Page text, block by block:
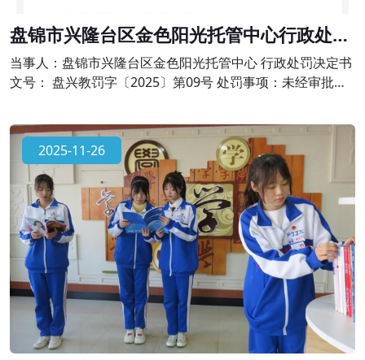
盘锦市兴隆台区金色阳光托管中心行政处罚
公示
当事人：盘锦市兴隆台区金色阳光托管中心 行政处罚决定书
文号： 盘兴教罚字〔2025〕第09号 处罚事项：未经审批擅
民共和国民办教育促进法》第六十四条、《校外培训行政处
罚暂行办法》第十七条的规定。对金色阳光托管中心作出责
令停止举办学科类培训，并予以警告;退还家长未消课费用
980元并处以2940元的罚款。
2025-11-26